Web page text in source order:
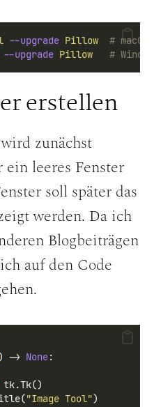
--upgrade Pillow
# macOS,
--upgrade Pillow # Windows
erstellen
wird zunächst
leeres Fenster
soll später das
werden. Da ich
Blogbeiträgen
auf den Code
-> None:
tk.Tk()
"Image Tool")